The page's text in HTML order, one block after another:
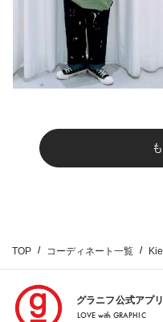
TOP コーディネート一覧 Kie
グラニフ公式アプリ
LOVE with GRAPHIC